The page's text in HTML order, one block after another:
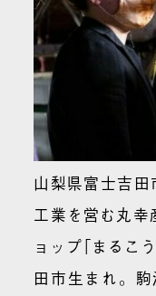
山梨県富士吉
工業を営む丸
ョップ｢まるこ
田市生まれ。